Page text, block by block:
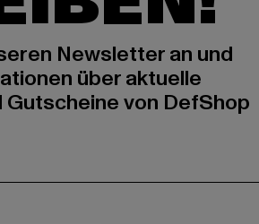
Newsletter an und
über aktuelle
von DefShop